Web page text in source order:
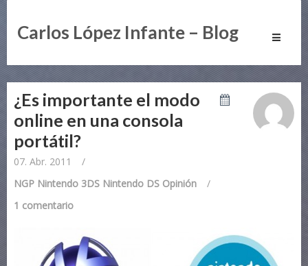
Toggle
Carlos López Infante – Blog
¿Es importante el modo
online en una consola
portátil?
07. Abr. 2011
/
NGP Nintendo 3DS Nintendo DS Opinión
/
1 comentario